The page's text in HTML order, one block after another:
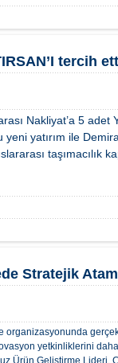
tercih
Nakliyat’a 5 adet
yeni yatırım ile
taşımacılık
Stratejik
organizasyonunda
yetkinliklerini
Ürün Geliştirme Lideri,